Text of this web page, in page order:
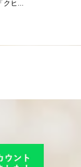
クヒ...